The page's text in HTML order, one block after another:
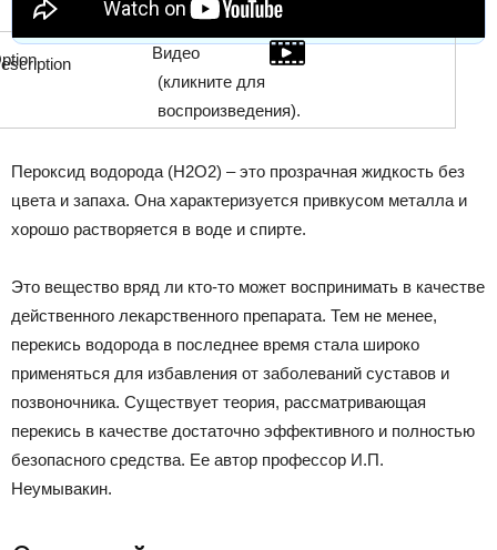
Видео
(кликните для
воспроизведения).
Пероксид водорода (H2O2) – это прозрачная жидкость без
цвета и запаха. Она характеризуется привкусом металла и
хорошо растворяется в воде и спирте.
Это вещество вряд ли кто-то может воспринимать в качестве
действенного лекарственного препарата. Тем не менее,
перекись водорода в последнее время стала широко
применяться для избавления от заболеваний суставов и
позвоночника. Существует теория, рассматривающая
перекись в качестве достаточно эффективного и полностью
безопасного средства. Ее автор профессор И.П.
Неумывакин.